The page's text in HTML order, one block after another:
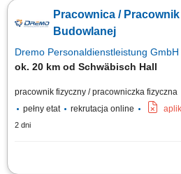
Start: luty 2026;Pracownica /
Budowlanej
Dremo Personaldienstleistung GmbH
ok. 20 km od Schwäbisch Hall
pracownik fizyczny / pracowniczka fizyczna
pełny etat
rekrutacja online
2 dni